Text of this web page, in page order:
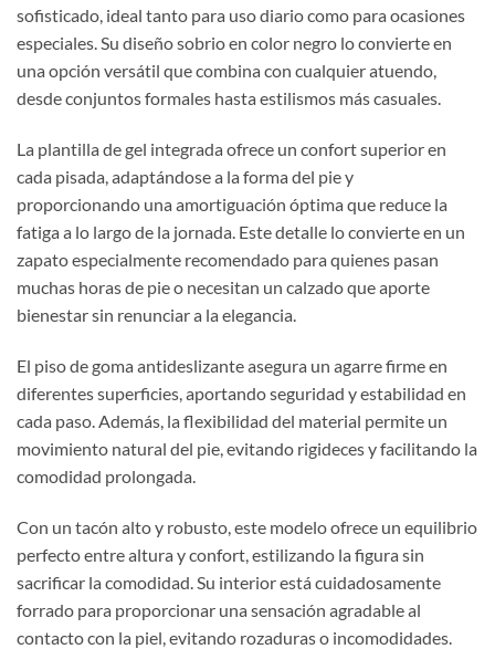
sofisticado, ideal tanto para uso diario como para ocasiones
especiales. Su diseño sobrio en color negro lo convierte en
una opción versátil que combina con cualquier atuendo,
desde conjuntos formales hasta estilismos más casuales.
La plantilla de gel integrada ofrece un confort superior en
cada pisada, adaptándose a la forma del pie y
proporcionando una amortiguación óptima que reduce la
fatiga a lo largo de la jornada. Este detalle lo convierte en un
zapato especialmente recomendado para quienes pasan
muchas horas de pie o necesitan un calzado que aporte
bienestar sin renunciar a la elegancia.
El piso de goma antideslizante asegura un agarre firme en
diferentes superficies, aportando seguridad y estabilidad en
cada paso. Además, la flexibilidad del material permite un
movimiento natural del pie, evitando rigideces y facilitando la
comodidad prolongada.
Con un tacón alto y robusto, este modelo ofrece un equilibrio
perfecto entre altura y confort, estilizando la figura sin
sacrificar la comodidad. Su interior está cuidadosamente
forrado para proporcionar una sensación agradable al
contacto con la piel, evitando rozaduras o incomodidades.